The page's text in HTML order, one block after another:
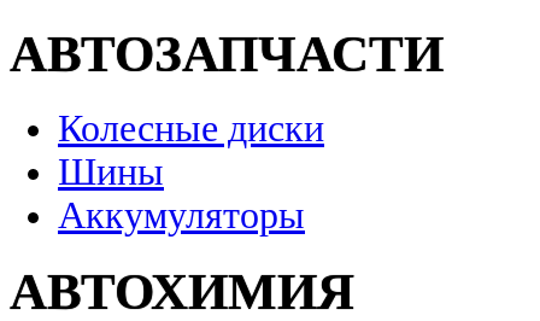
АВТОЗАПЧАСТИ
Колесные диски
Шины
Аккумуляторы
АВТОХИМИЯ